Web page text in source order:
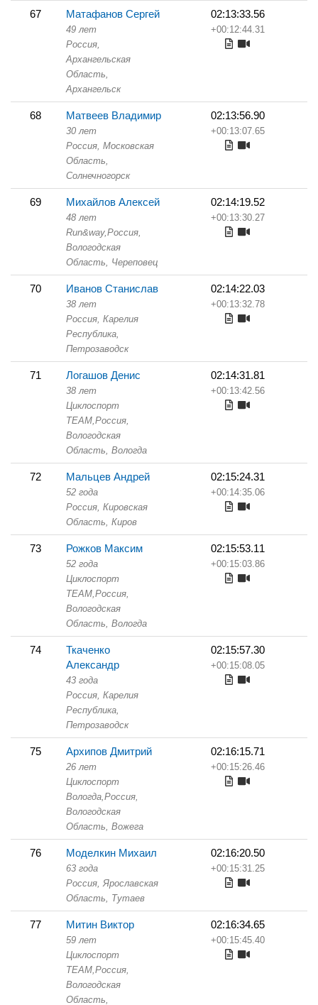
67 Матафанов Сергей
49 лет
Россия,
Архангельская
Область,
Архангельск
02:13:33.56
+00:12:44.31
68 Матвеев Владимир
30 лет
Россия, Московская
Область,
Солнечногорск
02:13:56.90
+00:13:07.65
69 Михайлов Алексей
48 лет
Run&way,Россия,
Вологодская
Область, Череповец
02:14:19.52
+00:13:30.27
70 Иванов Станислав
38 лет
Россия, Карелия
Республика,
Петрозаводск
02:14:22.03
+00:13:32.78
71 Логашов Денис
38 лет
Циклоспорт
TEAM,Россия,
Вологодская
Область, Вологда
02:14:31.81
+00:13:42.56
72 Мальцев Андрей
52 года
Россия, Кировская
Область, Киров
02:15:24.31
+00:14:35.06
73 Рожков Максим
52 года
Циклоспорт
TEAM,Россия,
Вологодская
Область, Вологда
02:15:53.11
+00:15:03.86
74
Ткаченко
Александр
43 года
Россия, Карелия
Республика,
Петрозаводск
02:15:57.30
+00:15:08.05
75 Архипов Дмитрий
26 лет
Циклоспорт
Вологда,Россия,
Вологодская
Область, Вожега
02:16:15.71
+00:15:26.46
76 Моделкин Михаил
63 года
Россия, Ярославская
Область, Тутаев
02:16:20.50
+00:15:31.25
77 Митин Виктор
59 лет
Циклоспорт
TEAM,Россия,
Вологодская
Область,
02:16:34.65
+00:15:45.40